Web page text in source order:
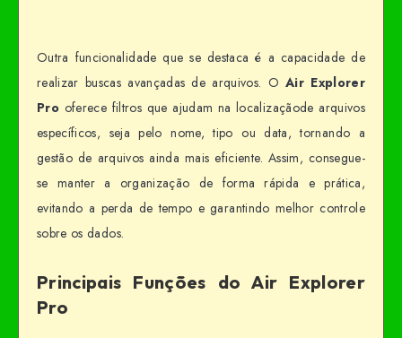
Outra funcionalidade que se destaca é a capacidade de
realizar buscas avançadas de arquivos. OAir Explorer
Pro oferece filtros que ajudam na localizaçãode arquivos
específicos, seja pelo nome, tipo ou data, tornando a
gestão de arquivos ainda mais eficiente. Assim, consegue-
se manter a organização de forma rápida e prática,
evitando a perda de tempo e garantindo melhor controle
sobre os dados.
Principais Funções do Air Explorer
Pro